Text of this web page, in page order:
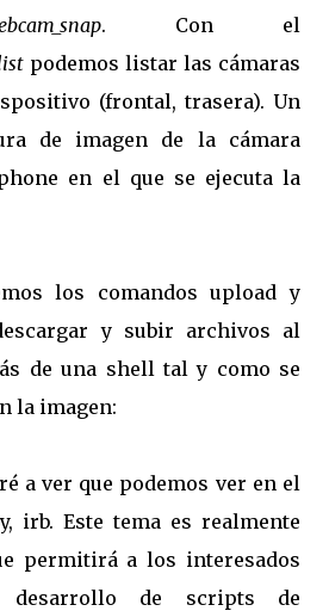
. Con el
podemos listar las cámaras
(frontal, trasera). Un
de imagen de la cámara
en el que se ejecuta la
los comandos upload y
y subir archivos al
de una shell tal y como se
la imagen:
a ver que podemos ver en el
irb. Este tema es realmente
permitirá a los interesados
de scripts de